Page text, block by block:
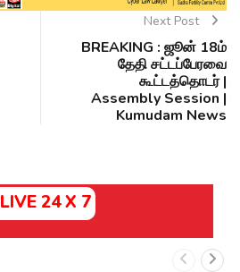
Next Post
BREAKING : ஜூன் 18ம்
தேதி சட்டப்பேரவை
கூட்டத்தொடர் |
Assembly Session |
Kumudam News
LIVE 24 X 7